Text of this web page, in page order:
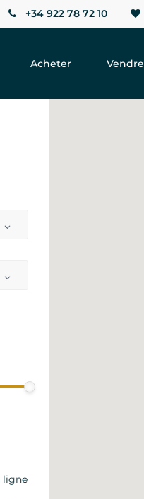
+34 922 78 72 10
Acheter Vendre
ligne